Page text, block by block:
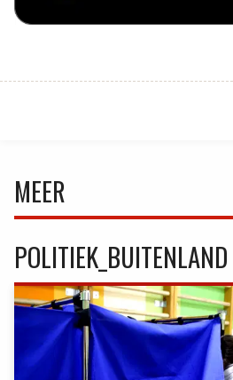
MEER
POLITIEK_BUITENLAND